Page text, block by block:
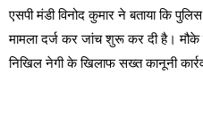
एसपी मंडी विनोद कुमार ने बताया कि
मामला दर्ज कर जांच शुरू कर दी है। मौके
निखिल नेगी के खिलाफ सख्त कानूनी